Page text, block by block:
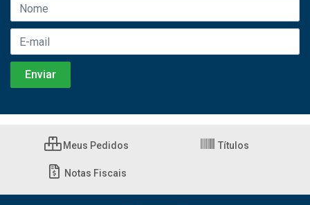
Meus Pedidos Títulos
Notas Fiscais